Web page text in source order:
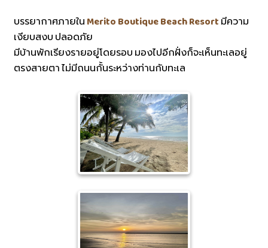
บรรยากาศภายในMerito Boutique Beach Resortมีความ
เงียบสงบ ปลอดภัย
มีบ้านพักเรียงรายอยู่โดยรอบ มองไปอีกฝั่งก็จะเห็นทะเลอยู่
ตรงสายตา ไม่มีถนนกั้นระหว่างท่านกับทะเล